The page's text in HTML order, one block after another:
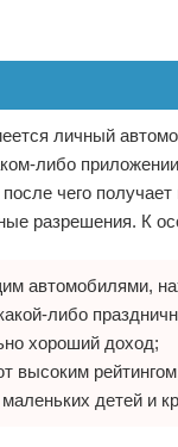
личный
либо
чего
разрешения. К
автомобилями,
либо
хороший доход;
высоким
детей и